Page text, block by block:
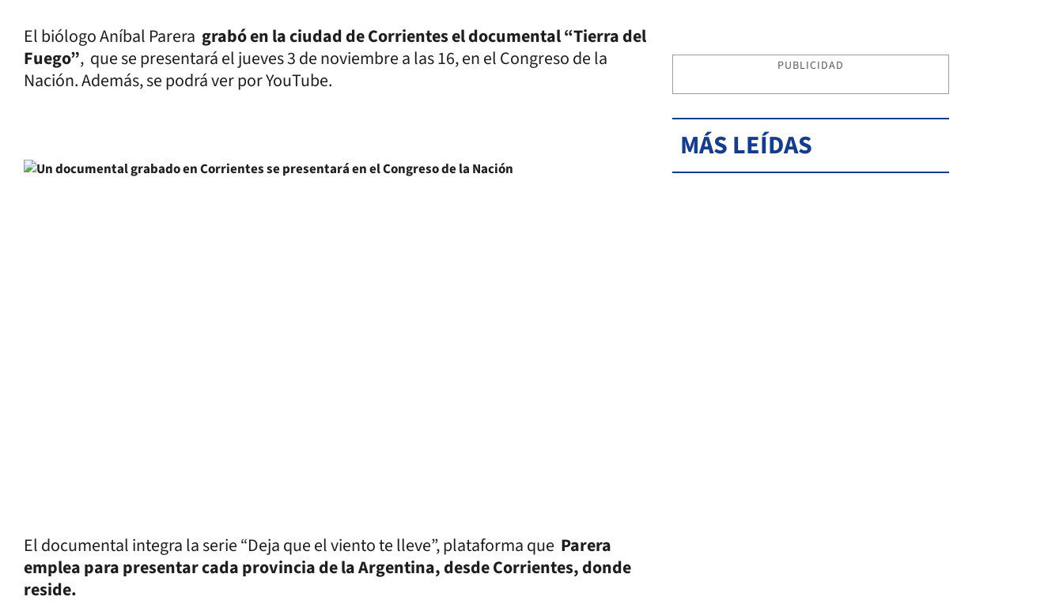
El biólogo Aníbal Parera grabó en la ciudad de Corrientes el documental “Tierra del
Fuego”, que se presentará el jueves 3 de noviembre a las 16, en el Congreso de la
Nación. Además, se podrá ver por YouTube.
El documental integra la serie “Deja que el viento te lleve”, plataforma que Parera
emplea para presentar cada provincia de la Argentina, desde Corrientes, donde
reside.
PUBLICIDAD
MÁS LEÍDAS